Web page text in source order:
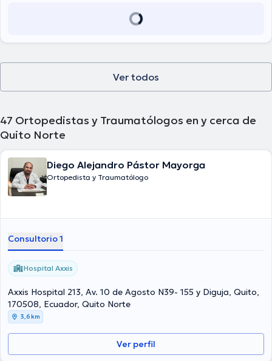
Ver todos
47 Ortopedistas y Traumatólogos en y cerca de
Quito Norte
Diego Alejandro Pástor Mayorga
Ortopedista y Traumatólogo
Consultorio 1
Hospital Axxis
Axxis Hospital 213, Av. 10 de Agosto N39- 155 y Diguja, Quito,
170508, Ecuador, Quito Norte
3,6 km
Ver perfil